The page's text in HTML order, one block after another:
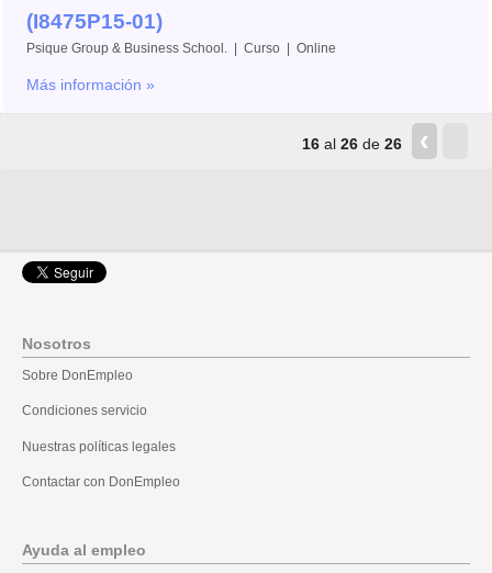
(I8475P15-01)
Psique Group & Business School. | Curso | Online
Más información »
16 al26 de26 ‹
Nosotros
Sobre DonEmpleo
Condiciones servicio
Nuestras políticas legales
Contactar con DonEmpleo
Ayuda al empleo